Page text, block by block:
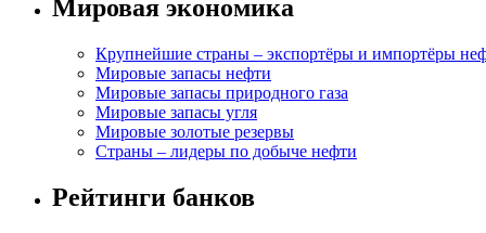
Мировая экономика
Крупнейшие страны – экспортёры и импортёры
Мировые запасы нефти
Мировые запасы природного газа
Мировые запасы угля
Мировые золотые резервы
Страны – лидеры по добыче нефти
Рейтинги банков